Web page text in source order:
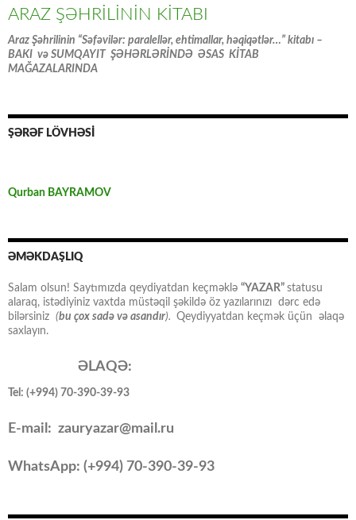
ARAZ ŞƏHRİLİNİN KİTABI
Araz Şəhrilinin “Səfəvilər: paralellər, ehtimallar, həqiqətlər…” kitabı –
BAKI və SUMQAYIT ŞƏHƏRLƏRİNDƏ ƏSAS KİTAB
MAĞAZALARINDA
ŞƏRƏF LÖVHƏSİ
Qurban BAYRAMOV
ƏMƏKDAŞLIQ
Salam olsun! Saytımızda qeydiyatdan keçməklə “YAZAR” statusu
alaraq, istədiyiniz vaxtda müstəqil şəkildə öz yazılarınızı dərc edə
bilərsiniz (bu çox sadə və asandır). Qeydiyyatdan keçmək üçün əlaqə
saxlayın.
ƏLAQƏ:
Tel: (+994) 70-390-39-93
E-mail: zauryazar@mail.ru
WhatsApp: (+994) 70-390-39-93